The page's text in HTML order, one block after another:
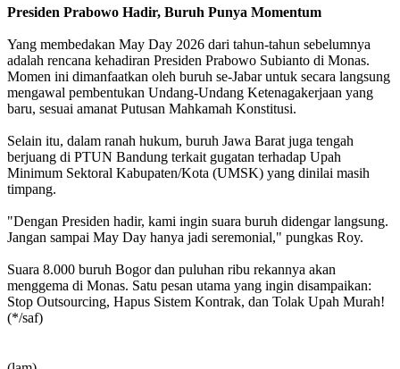
Presiden Prabowo Hadir, Buruh Punya Momentum
Yang membedakan May Day 2026 dari tahun-tahun sebelumnya
adalah rencana kehadiran Presiden Prabowo Subianto di Monas.
Momen ini dimanfaatkan oleh buruh se-Jabar untuk secara langsung
mengawal pembentukan Undang-Undang Ketenagakerjaan yang
baru, sesuai amanat Putusan Mahkamah Konstitusi.
Selain itu, dalam ranah hukum, buruh Jawa Barat juga tengah
berjuang di PTUN Bandung terkait gugatan terhadap Upah
Minimum Sektoral Kabupaten/Kota (UMSK) yang dinilai masih
timpang.
"Dengan Presiden hadir, kami ingin suara buruh didengar langsung.
Jangan sampai May Day hanya jadi seremonial," pungkas Roy.
Suara 8.000 buruh Bogor dan puluhan ribu rekannya akan
menggema di Monas. Satu pesan utama yang ingin disampaikan:
Stop Outsourcing, Hapus Sistem Kontrak, dan Tolak Upah Murah!
(*/saf)